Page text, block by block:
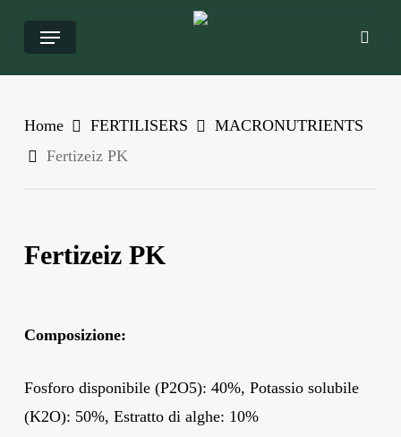
contenuto
Menu
Home FERTILISERS
MACRONUTRIENTS
Fertizeiz PK
Fertizeiz PK
Composizione:
Fosforo disponibile (P2O5): 40%, Potassio solubile
(K2O): 50%, Estratto di alghe: 10%